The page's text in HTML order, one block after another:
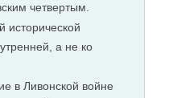
четвертым.
исторической
а не ко
в Ливонской войне